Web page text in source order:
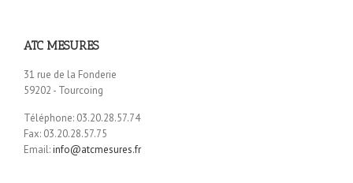
ATC MESURES
31 rue de la Fonderie
59202 - Tourcoing
Téléphone: 03.20.28.57.74
Fax: 03.20.28.57.75
Email:info@atcmesures.fr